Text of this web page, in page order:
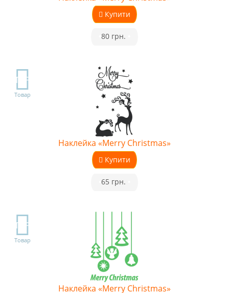
Купити
80 грн.
TOP
Товар
Наклейка «Merry Christmas»
Купити
65 грн.
TOP
Товар
Наклейка «Merry Christmas»